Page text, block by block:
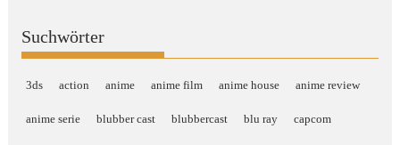
Suchwörter
3ds action anime anime film anime house anime review
anime serie blubber cast blubbercast blu ray capcom